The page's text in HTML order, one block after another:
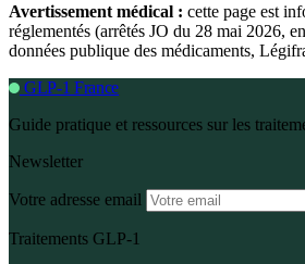
Avertissement médical : cette page est
réglementés (arrêtés JO du 28 mai 2026,
données publique des médicaments,
GLP-1 France
Guide pratique et ressources sur les
Newsletter
Votre adresse email
Traitements GLP-1